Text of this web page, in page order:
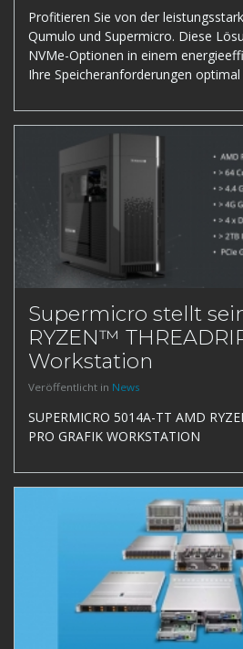
Profitieren Sie von der
Qumulo und Supermicro. Diese
NVMe-Optionen in einem
Ihre Speicheranforderungen
Supermicro stellt
RYZEN™
Workstation
Veröffentlicht in News
SUPERMICRO 5014A-TT AMD
PRO GRAFIK WORKSTATION